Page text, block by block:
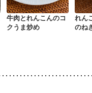
牛肉とれんこんのコ
クうま炒め
れん
のね